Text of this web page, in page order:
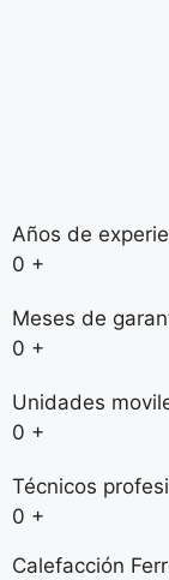
Años de
0 +
Meses de
0 +
Unidades
0 +
Técnicos
0 +
Calefacción